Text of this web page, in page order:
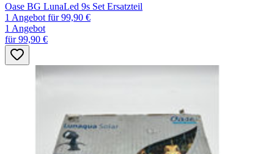
Oase BG LunaLed 9s Set Ersatzteil
1 Angebot für 99,90 €
1 Angebot
für 99,90 €